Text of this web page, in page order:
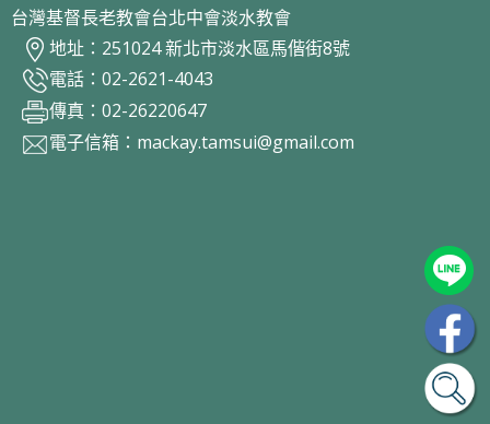
台灣基督長老教會台北中會淡水教會
地址：251024 新北市淡水區馬偕街8號
電話：02-2621-4043
傳真：02-26220647
電子信箱： mackay.tamsui@gmail.com